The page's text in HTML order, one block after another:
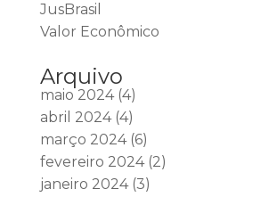
JusBrasil
Valor Econômico
Arquivo
maio 2024(4)
abril 2024(4)
março 2024(6)
fevereiro 2024(2)
janeiro 2024(3)